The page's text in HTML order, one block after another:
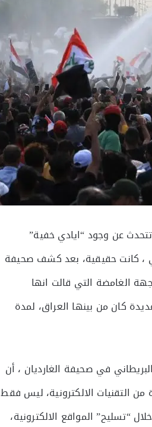
عن وجود “ايادي خفية”
، كانت حقيقية، بعد كشف صحيفة
الغامضة التي قالت انها
كان من بينها العراق، لمدة
في صحيفة الغارديان ، أن
التقنيات الالكترونية، ليس فقط
“تسليح” المواقع الالكترونية،